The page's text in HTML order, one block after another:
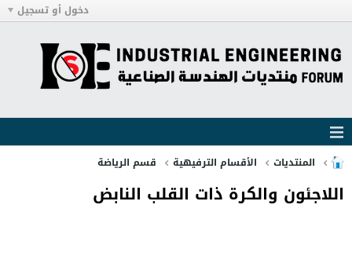
دخول أو تسجيل
المنتديات الأقسام الترفيهية قسم الرياضة
اللاجئون والكرة ذات القلب النابض